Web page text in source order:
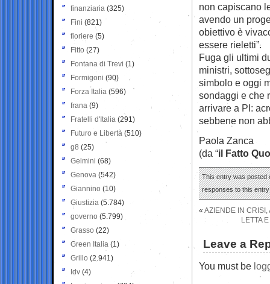
non capiscano
avendo un
obiettivo è
essere rieletti”.
Fuga gli ultimi
ministri,
simbolo e oggi
sondaggi e che
arrivare a PI:
sebbene non
Paola Zanca
(da “il Fatto
This entry was posted
responses to this
« AZIENDE IN
LETTA
Leave a
You must be
finanziaria (325)
Fini (821)
fioriere (5)
Fitto (27)
Fontana di Trevi (1)
Formigoni (90)
Forza Italia (596)
frana (9)
Fratelli d'Italia (291)
Futuro e Libertà (510)
g8 (25)
Gelmini (68)
Genova (542)
Giannino (10)
Giustizia (5.784)
governo (5.799)
Grasso (22)
Green Italia (1)
Grillo (2.941)
Idv (4)